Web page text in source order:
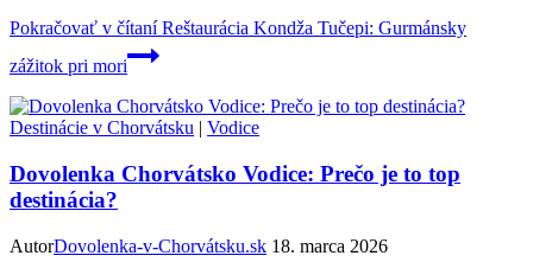
Pokračovať v čítaníReštaurácia Kondža Tučepi: Gurmánsky
zážitok pri mori
Destinácie v Chorvátsku | Vodice
Dovolenka Chorvátsko Vodice: Prečo je to top
destinácia?
AutorDovolenka-v-Chorvátsku.sk 18. marca 2026